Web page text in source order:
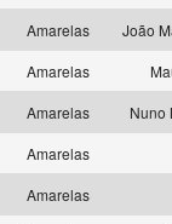
Amarelas
João
Amarelas
Amarelas
Nuno
Amarelas
Amarelas